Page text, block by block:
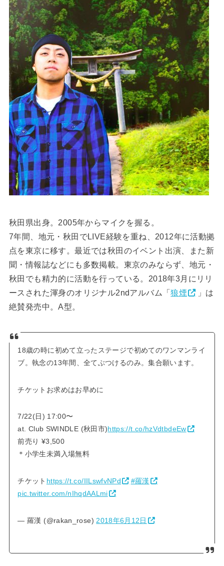
秋田県出身。2005年からマイクを握る。
7年間、地元・秋田でLIVE経験を重ね、2012年に活動拠
点を東京に移す。最近では秋田のイベント出演、また新
聞・情報誌などにも多数掲載。 東京のみならず、地元・
秋田でも精力的に活動を行っている。2018年3月にリリ
ースされた渾身のオリジナル2ndアルバム「狼煙
」は
絶賛発売中。A型。
18歳の時に初めて立ったステージで初めてのワンマンライ
ブ。執念の13年間、全てぶつけるのみ。集合願います。
チケットお求めはお早めに
7/22(日) 17:00〜
at. Club SWINDLE (秋田市)https://t.co/hzVdtbdeEw
前売り ¥3,500
＊小学生未満入場無料
チケット https://t.co/IILswfvNPd
#羅漢
pic.twitter.com/nIhqdAALmi
— 羅漢 (@rakan_rose) 2018年6月12日